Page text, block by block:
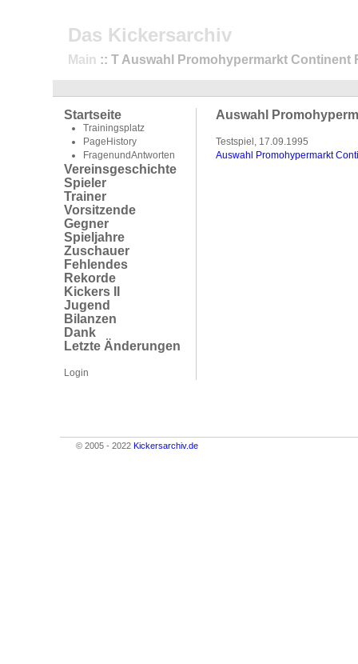
Das Kickersarchiv
Main :: T Auswahl Promohypermarkt Continent
Startseite
Trainingsplatz
PageHistory
FragenundAntworten
Vereinsgeschichte
Spieler
Trainer
Vorsitzende
Gegner
Spieljahre
Zuschauer
Fehlendes
Rekorde
Kickers II
Jugend
Bilanzen
Dank
Letzte Änderungen
Login
Auswahl
Testspiel, 17.09.1995
Auswahl Promohypermarkt
© 2005 - 2022 Kickersarchiv.de